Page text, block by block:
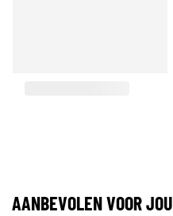
AANBEVOLEN VOOR JOU